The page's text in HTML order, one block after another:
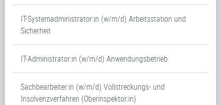
IT-Systemadministrator:in (w/m/d) Arbeitsstation und
Sicherheit
IT-Administrator:in (w/m/d) Anwendungsbetrieb
Sachbearbeiter:in (w/m/d) Vollstreckungs- und
Insolvenzverfahren (Oberinspektor:in)